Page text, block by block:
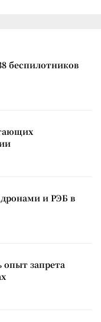
беспилотников
и РЭБ в
опыт запрета